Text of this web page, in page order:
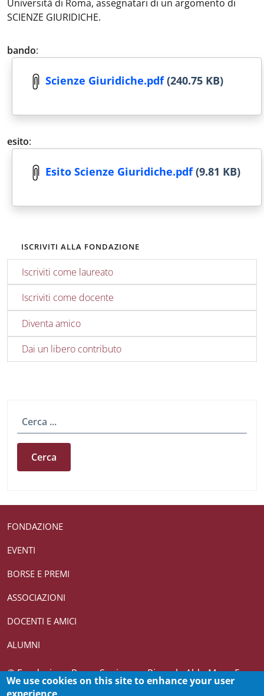
Università di Roma, assegnatari di un argomento di
SCIENZE GIURIDICHE.
bando:
Scienze Giuridiche.pdf(240.75 KB)
esito:
Esito Scienze Giuridiche.pdf(9.81 KB)
ISCRIVITI ALLA FONDAZIONE
Iscriviti come laureato
Iscriviti come docente
Diventa amico
Dai un libero contributo
Cerca
FONDAZIONE
EVENTI
BORSE E PREMI
ASSOCIAZIONI
DOCENTI E AMICI
ALUMNI
Credits
© Fondazione Roma Sapienza - Piazzale Aldo Moro 5,
00185 Roma T (+39) 06 4969 0362-0361 CF 10082271007
We use cookies on this site to enhance your user